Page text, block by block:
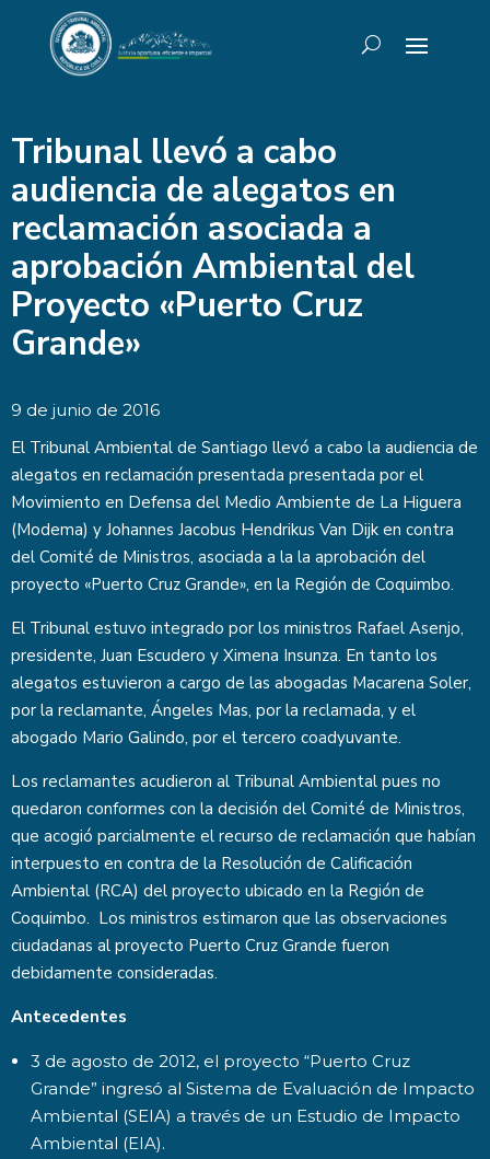
Tribunal llevó a cabo
audiencia de alegatos en
reclamación asociada a
aprobación Ambiental del
Proyecto «Puerto Cruz
Grande»
9 de junio de 2016
El Tribunal Ambiental de Santiago llevó a cabo la audiencia de
alegatos en reclamación presentada presentada por el
Movimiento en Defensa del Medio Ambiente de La Higuera
(Modema) y Johannes Jacobus Hendrikus Van Dijk en contra
del Comité de Ministros, asociada a la la aprobación del
proyecto «Puerto Cruz Grande», en la Región de Coquimbo.
El Tribunal estuvo integrado por los ministros Rafael Asenjo,
presidente, Juan Escudero y Ximena Insunza. En tanto los
alegatos estuvieron a cargo de las abogadas Macarena Soler,
por la reclamante, Ángeles Mas, por la reclamada, y el
abogado Mario Galindo, por el tercero coadyuvante.
Los reclamantes acudieron al Tribunal Ambiental pues no
quedaron conformes con la decisión del Comité de Ministros,
que acogió parcialmente el recurso de reclamación que habían
interpuesto en contra de la Resolución de Calificación
Ambiental (RCA) del proyecto ubicado en la Región de
Coquimbo. Los ministros estimaron que las observaciones
ciudadanas al proyecto Puerto Cruz Grande fueron
debidamente consideradas.
Antecedentes
3 de agosto de 2012, el proyecto “Puerto Cruz
Grande” ingresó al Sistema de Evaluación de Impacto
Ambiental (SEIA) a través de un Estudio de Impacto
Ambiental (EIA).